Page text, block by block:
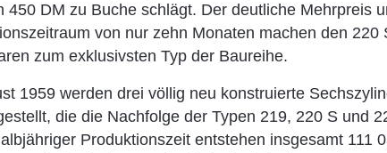
450 DM zu Buche schlägt. Der deutliche Mehrpreis
von nur zehn Monaten machen den 220
zum exklusivsten Typ der Baureihe.
1959 werden drei völlig neu konstruierte
die die Nachfolge der Typen 219, 220 S und
Produktionszeit entstehen insgesamt 111